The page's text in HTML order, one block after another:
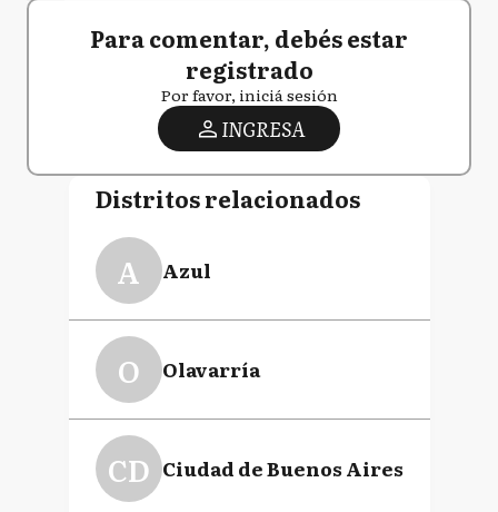
Para comentar, debés estar
registrado
Por favor, iniciá sesión
INGRESA
Distritos relacionados
A Azul
O Olavarría
CD Ciudad de Buenos Aires